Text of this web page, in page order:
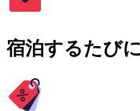
宿泊するたび